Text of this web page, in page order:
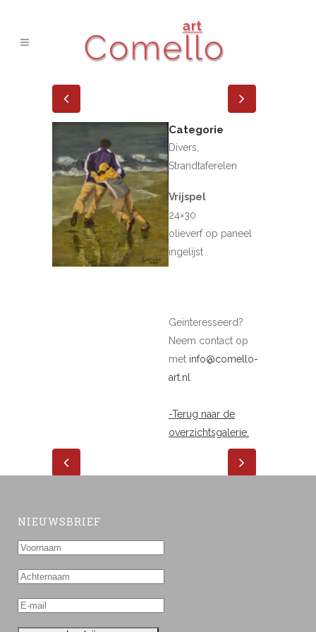
Categorie
Divers,
Strandtaferelen
Vrijspel
24×30
olieverf op paneel
ingelijst
Geinteresseerd?
Neem contact op
met info@comello-
art.nl
-Terug naar de
overzichtsgalerie.
NIEUWSBRIEF